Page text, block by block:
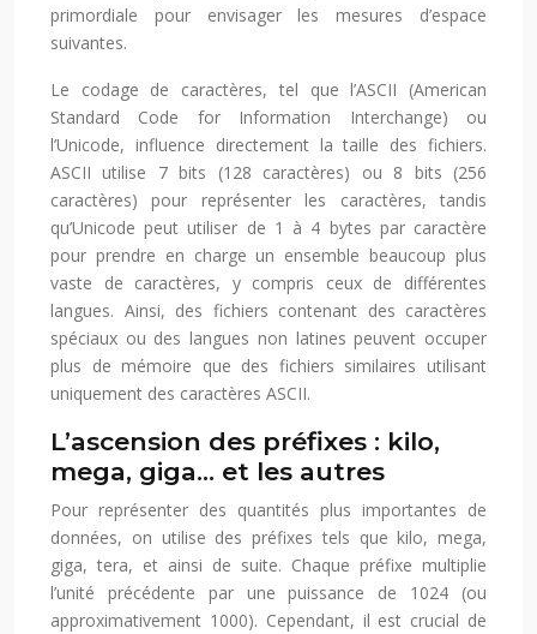
primordiale pour envisager les mesures d’espace
suivantes.
Le codage de caractères, tel que l’ASCII (American
Standard Code for Information Interchange) ou
l’Unicode, influence directement la taille des fichiers.
ASCII utilise 7 bits (128 caractères) ou 8 bits (256
caractères) pour représenter les caractères, tandis
qu’Unicode peut utiliser de 1 à 4 bytes par caractère
pour prendre en charge un ensemble beaucoup plus
vaste de caractères, y compris ceux de différentes
langues. Ainsi, des fichiers contenant des caractères
spéciaux ou des langues non latines peuvent occuper
plus de mémoire que des fichiers similaires utilisant
uniquement des caractères ASCII.
L’ascension des préfixes : kilo,
mega, giga… et les autres
Pour représenter des quantités plus importantes de
données, on utilise des préfixes tels que kilo, mega,
giga, tera, et ainsi de suite. Chaque préfixe multiplie
l’unité précédente par une puissance de 1024 (ou
approximativement 1000). Cependant, il est crucial de